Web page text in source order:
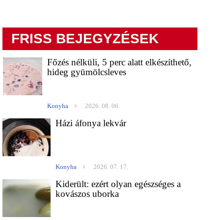
FRISS BEJEGYZÉSEK
Főzés nélküli, 5 perc alatt elkészíthető,
hideg gyümölcsleves
Konyha 2026. 08. 06.
Házi áfonya lekvár
Konyha 2026. 07. 17.
Kiderült: ezért olyan egészséges a
kovászos uborka